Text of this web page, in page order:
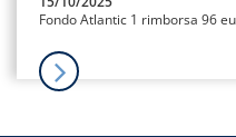
Fondo Atlantic 1 rimborsa 96